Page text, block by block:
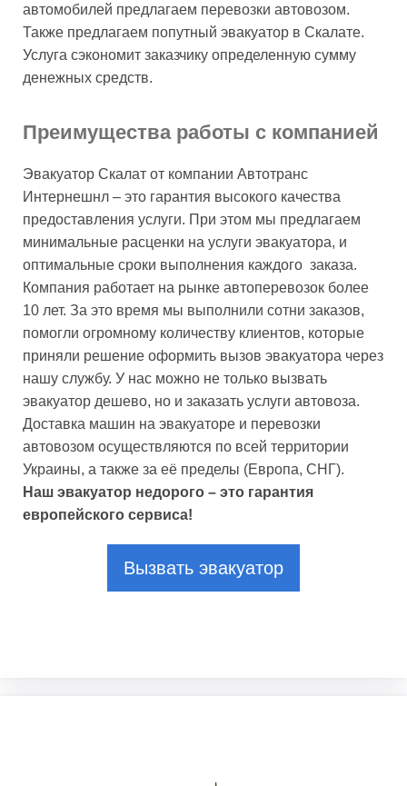
автомобилей предлагаем перевозки автовозом.
Также предлагаем попутный эвакуатор в Скалате.
Услуга сэкономит заказчику определенную сумму
денежных средств.
Преимущества работы с компанией
Эвакуатор Скалат от компании Автотранс
Интернешнл – это гарантия высокого качества
предоставления услуги. При этом мы предлагаем
минимальные расценки на услуги эвакуатора, и
оптимальные сроки выполнения каждого заказа.
Компания работает на рынке автоперевозок более
10 лет. За это время мы выполнили сотни заказов,
помогли огромному количеству клиентов, которые
приняли решение оформить вызов эвакуатора через
нашу службу. У нас можно не только вызвать
эвакуатор дешево, но и заказать услуги автовоза.
Доставка машин на эвакуаторе и перевозки
автовозом осуществляются по всей территории
Украины, а также за её пределы (Европа, СНГ).
Наш эвакуатор недорого – это гарантия
европейского сервиса!
Вызвать эвакуатор